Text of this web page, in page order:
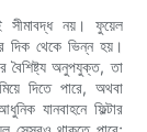
সীমাবদ্ধ নয়। ফুয়েল
দিক থেকে ভিন্ন হয়।
বৈশিষ্ট্য অনুপযুক্ত, তা
দিতে পারে, অথবা
যানবাহনে ফিল্টার